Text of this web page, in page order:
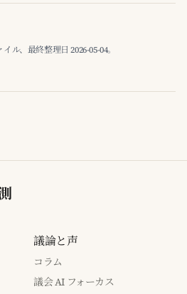
ル、最終整理日 2026-05-04。
議論と声
コラム
議会 AI フォーカス